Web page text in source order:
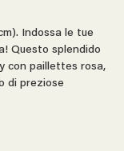
Indossa le tue
Questo splendido
con paillettes rosa,
di preziose